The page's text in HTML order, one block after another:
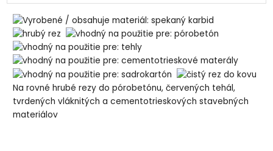
Na rovné hrubé rezy do pórobetónu, červených tehál,
tvrdených vláknitých a cementotrieskových stavebných
materiálov